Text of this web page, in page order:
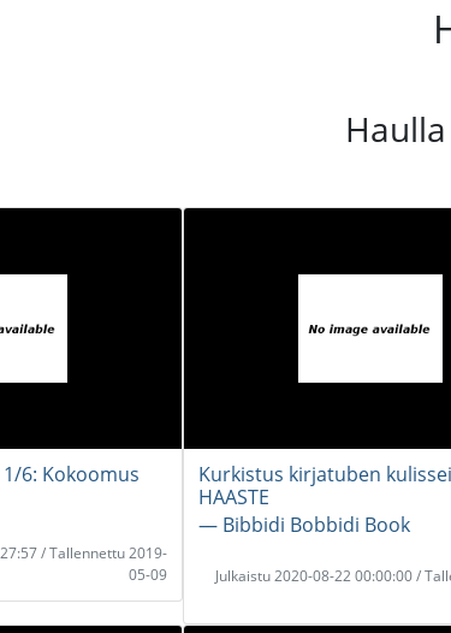
6: Kokoomus
/ Tallennettu 2019-
05-09
Kurkistus kirjatuben
HAASTE
― Bibbidi Bobbidi Book
Julkaistu 2020-08-22 00:00:00 /